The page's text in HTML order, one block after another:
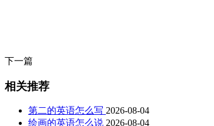
下一篇
相关推荐
第二的英语怎么写 2026-08-04
绘画的英语怎么说 2026-08-04